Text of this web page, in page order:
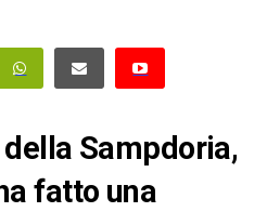
della Sampdoria,
fatto una